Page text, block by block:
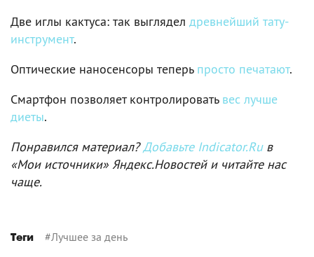
Две иглы кактуса: так выглядел древнейший тату-
инструмент.
Оптические наносенсоры теперь просто печатают.
Смартфон позволяет контролировать вес лучше
диеты.
Понравился материал?Добавьте Indicator.Ruв
«Мои источники» Яндекс.Новостей и читайте нас
чаще.
Теги #Лучшее за день